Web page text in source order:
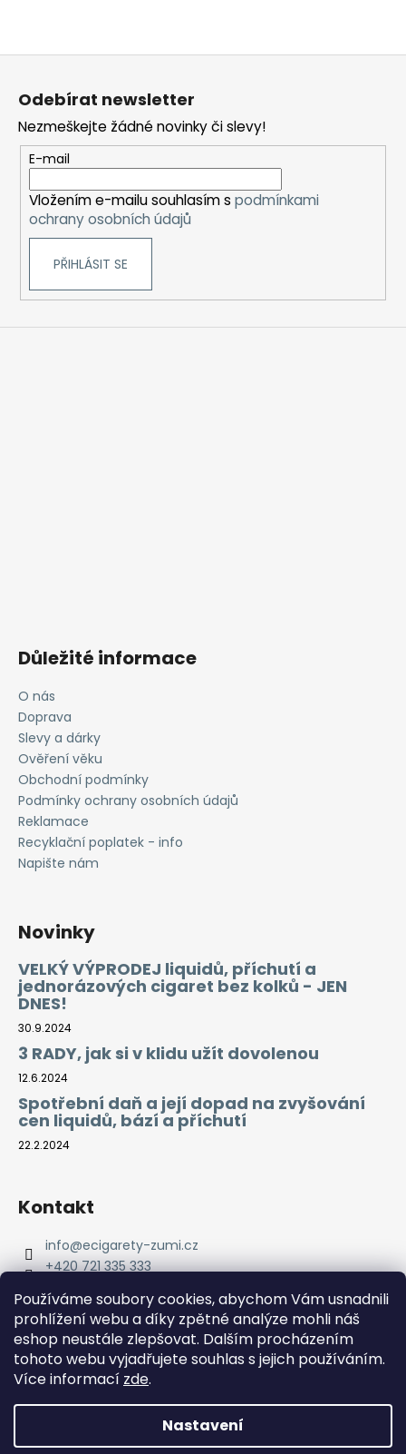
Používáme soubory cookies, abychom Vám usnadnili
prohlížení webu a díky zpětné analýze mohli náš
eshop neustále zlepšovat. Dalším procházením
tohoto webu vyjadřujete souhlas s jejich používáním.
Více informací zde.
Nastavení
p
Z
Odebírat newsletter
Nezmeškejte žádné novinky či slevy!
E-mail
Vložením e-mailu souhlasím s podmínkami
ochrany osobních údajů
PŘIHLÁSIT SE
Důležité informace
O nás
Doprava
Slevy a dárky
Ověření věku
Obchodní podmínky
Podmínky ochrany osobních údajů
Reklamace
Recyklační poplatek - info
Napište nám
Novinky
VELKÝ VÝPRODEJ liquidů, příchutí a
jednorázových cigaret bez kolků - JEN
DNES!
30.9.2024
3 RADY, jak si v klidu užít dovolenou
12.6.2024
Spotřební daň a její dopad na zvyšování
cen liquidů, bází a příchutí
22.2.2024
Kontakt
info@ecigarety-zumi.cz
+420 721 335 333